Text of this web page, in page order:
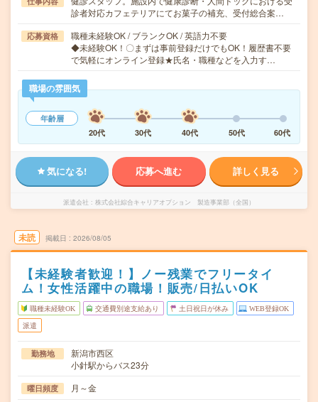
診者対応カフェテリアにてお菓子の補充、受付総合案…
応募資格
職種未経験OK / ブランクOK / 英語力不要
◆未経験OK！〇まずは事前登録だけでもOK！履歴書不要
で気軽にオンライン登録★氏名・職種などを入力す…
職場の雰囲気
年齢層
20代
30代 40代 50代 60代
気になる! 応募へ進む 詳しく見る
派遣会社 株式会社綜合キャリアオプション 製造事業部（全国）
未読 掲載日 2026/08/05
【未経験者歓迎！】ノー残業でフリータイ
ム！女性活躍中の職場！販売/日払いOK
職種未経験OK 交通費別途支給あり 土日祝日が休み WEB登録OK
派遣
勤務地
新潟市西区
小針駅からバス23分
曜日頻度 月～金